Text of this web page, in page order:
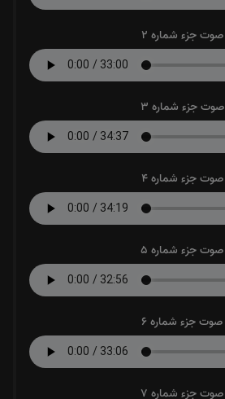
صوت جزء شماره 2
صوت جزء شماره 3
صوت جزء شماره 4
صوت جزء شماره 5
صوت جزء شماره 6
صوت جزء شماره 7